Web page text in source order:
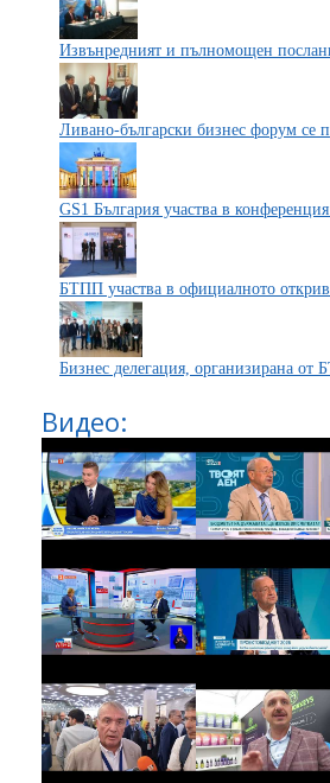
Извънредният и пълномощен
Ливано-български бизнес форум се
GS1 България участва в
БТПП участва в официалното
Бизнес делегация, организирана от
Видео: